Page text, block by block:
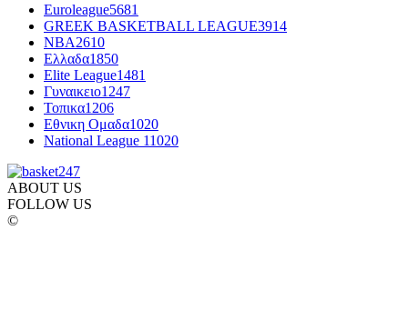
Euroleague5681
GREEK BASKETBALL LEAGUE3914
NBA2610
Ελλαδα1850
Elite League1481
Γυναικειο1247
Τοπικα1206
Εθνικη Ομαδα1020
National League 11020
ABOUT US
FOLLOW US
©